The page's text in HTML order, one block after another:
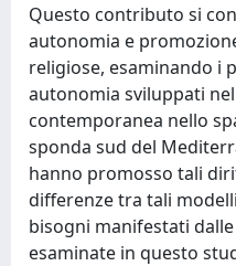
Questo contributo si
autonomia e
religiose, esaminando i
autonomia sviluppati nel
contemporanea nello
sponda sud del
hanno promosso tali
differenze tra tali
bisogni manifestati
esaminate in questo